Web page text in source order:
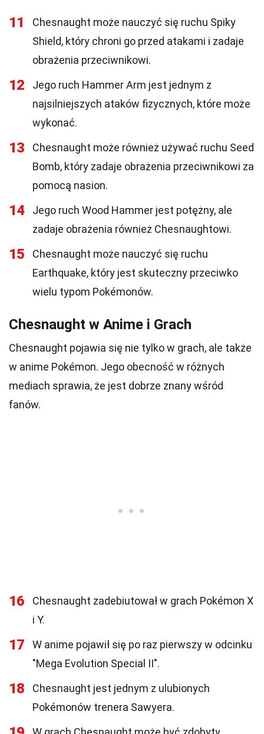
11
Chesnaught może nauczyć się ruchu Spiky
Shield, który chroni go przed atakami i zadaje
obrażenia przeciwnikowi.
12
Jego ruch Hammer Arm jest jednym z
najsilniejszych ataków fizycznych, które może
wykonać.
13
Chesnaught może również używać ruchu Seed
Bomb, który zadaje obrażenia przeciwnikowi za
pomocą nasion.
14
Jego ruch Wood Hammer jest potężny, ale
zadaje obrażenia również Chesnaughtowi.
15
Chesnaught może nauczyć się ruchu
Earthquake, który jest skuteczny przeciwko
wielu typom Pokémonów.
Chesnaught w Anime i Grach
Chesnaught pojawia się nie tylko w grach, ale także
w anime Pokémon. Jego obecność w różnych
mediach sprawia, że jest dobrze znany wśród
fanów.
16
Chesnaught zadebiutował w grach Pokémon X
i Y.
17
W anime pojawił się po raz pierwszy w odcinku
"Mega Evolution Special II".
18
Chesnaught jest jednym z ulubionych
Pokémonów trenera Sawyera.